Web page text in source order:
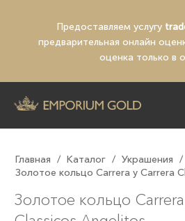
Предоставляем услугу
предварительная онлайн
оценка только в
Главная / Каталог / Украшения /
Золотое кольцо Carrera y Carrera
Золотое кольцо